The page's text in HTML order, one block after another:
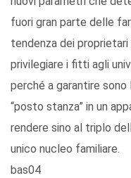
fuori gran parte delle
tendenza dei
privilegiare i fitti agli
perché a garantire sono
“posto stanza” in un
rendere sino al triplo
unico nucleo familiare.
bas04